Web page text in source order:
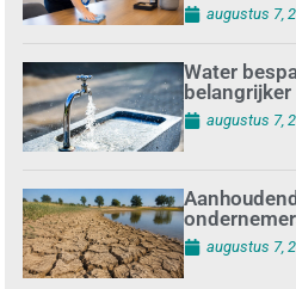
augustus 7,
Water
belangrijker
augustus 7,
augustus 7,